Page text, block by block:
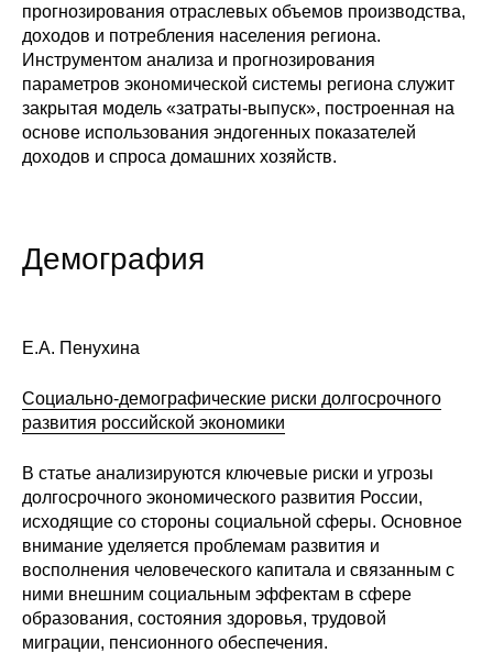
прогнозирования отраслевых объемов производства,
доходов и потребления населения региона.
Инструментом анализа и прогнозирования
параметров экономической системы региона служит
закрытая модель «затраты-выпуск», построенная на
основе использования эндогенных показателей
доходов и спроса домашних хозяйств.
Демография
Е.А. Пенухина
Социально-демографические риски долгосрочного
развития российской экономики
В статье анализируются ключевые риски и угрозы
долгосрочного экономического развития России,
исходящие со стороны социальной сферы. Основное
внимание уделяется проблемам развития и
восполнения человеческого капитала и связанным с
ними внешним социальным эффектам в сфере
образования, состояния здоровья, трудовой
миграции, пенсионного обеспечения.